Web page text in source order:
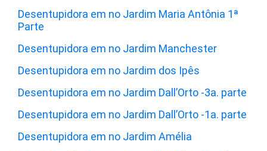
Desentupidora em no Jardim Maria Antônia 1ª
Parte
Desentupidora em no Jardim Manchester
Desentupidora em no Jardim dos Ipês
Desentupidora em no Jardim Dall’Orto -3a. parte
Desentupidora em no Jardim Dall’Orto -1a. parte
Desentupidora em no Jardim Amélia